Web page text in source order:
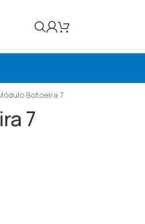
Botoeira 7
7